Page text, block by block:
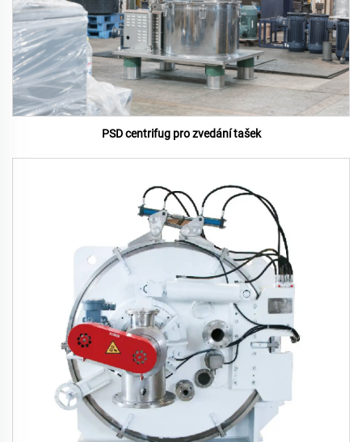
PSD centrifug pro zvedání tašek